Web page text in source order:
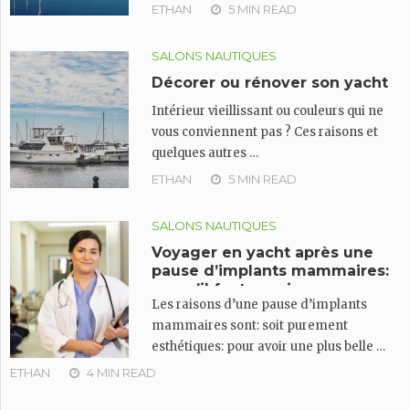
ETHAN 5 MIN READ
SALONS NAUTIQUES
Décorer ou rénover son yacht
Intérieur vieillissant ou couleurs qui ne
vous conviennent pas ? Ces raisons et
quelques autres …
ETHAN 5 MIN READ
SALONS NAUTIQUES
Voyager en yacht après une
pause d’implants mammaires:
ce qu’il faut savoir
Les raisons d’une pause d’implants
mammaires sont: soit purement
esthétiques: pour avoir une plus belle …
ETHAN 4 MIN READ